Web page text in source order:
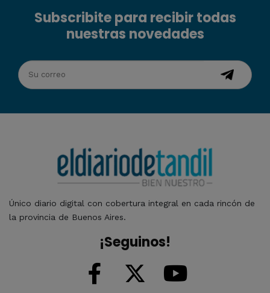
Subscribite para recibir todas
nuestras novedades
Único diario digital con cobertura integral en cada rincón de
la provincia de Buenos Aires.
¡Seguinos!